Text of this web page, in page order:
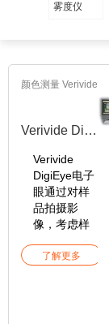
雾度仪
颜色测量 Verivide
Verivide DigiEye电子眼
Verivide
DigiEye电子
眼通过对样
品拍摄影
像，考虑样
路质地条件
了解更多